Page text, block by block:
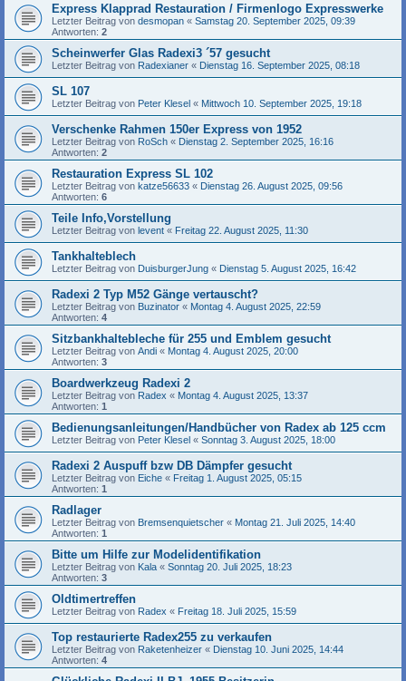
Express Klapprad Restauration / Firmenlogo Expresswerke
Letzter Beitrag von desmopan « Samstag 20. September 2025, 09:39
Antworten: 2
Scheinwerfer Glas Radexi3 ´57 gesucht
Letzter Beitrag von Radexianer « Dienstag 16. September 2025, 08:18
SL 107
Letzter Beitrag von Peter Klesel « Mittwoch 10. September 2025, 19:18
Verschenke Rahmen 150er Express von 1952
Letzter Beitrag von RoSch « Dienstag 2. September 2025, 16:16
Antworten: 2
Restauration Express SL 102
Letzter Beitrag von katze56633 « Dienstag 26. August 2025, 09:56
Antworten: 6
Teile Info,Vorstellung
Letzter Beitrag von levent « Freitag 22. August 2025, 11:30
Tankhalteblech
Letzter Beitrag von DuisburgerJung « Dienstag 5. August 2025, 16:42
Radexi 2 Typ M52 Gänge vertauscht?
Letzter Beitrag von Buzinator « Montag 4. August 2025, 22:59
Antworten: 4
Sitzbankhaltebleche für 255 und Emblem gesucht
Letzter Beitrag von Andi « Montag 4. August 2025, 20:00
Antworten: 3
Boardwerkzeug Radexi 2
Letzter Beitrag von Radex « Montag 4. August 2025, 13:37
Antworten: 1
Bedienungsanleitungen/Handbücher von Radex ab 125 ccm
Letzter Beitrag von Peter Klesel « Sonntag 3. August 2025, 18:00
Radexi 2 Auspuff bzw DB Dämpfer gesucht
Letzter Beitrag von Eiche « Freitag 1. August 2025, 05:15
Antworten: 1
Radlager
Letzter Beitrag von Bremsenquietscher « Montag 21. Juli 2025, 14:40
Antworten: 1
Bitte um Hilfe zur Modelidentifikation
Letzter Beitrag von Kala « Sonntag 20. Juli 2025, 18:23
Antworten: 3
Oldtimertreffen
Letzter Beitrag von Radex « Freitag 18. Juli 2025, 15:59
Top restaurierte Radex255 zu verkaufen
Letzter Beitrag von Raketenheizer « Dienstag 10. Juni 2025, 14:44
Antworten: 4